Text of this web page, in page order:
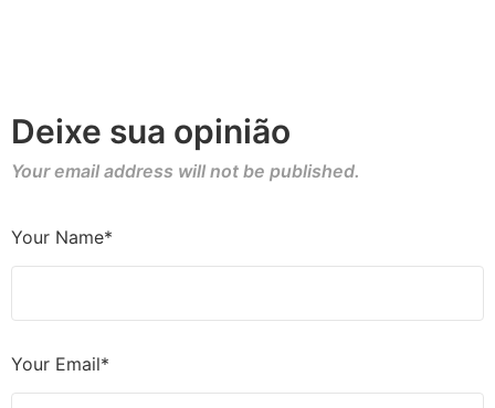
Deixe sua opinião
Your email address will not be published.
Your Name*
Your Email*